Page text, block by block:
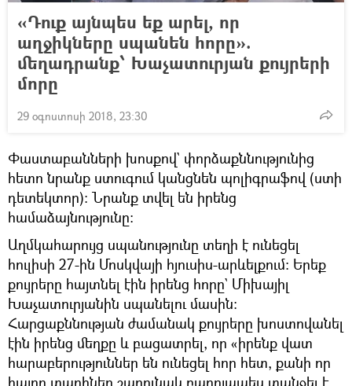
«Դուք այնպես եք արել, որ
աղջիկները սպանեն հորը».
մեղադրանք՝ Խաչատուրյան քույրերի
մորը
29 օգոստոսի 2018, 23:30
Փաստաբանների խոսքով` փորձաքննությունից
հետո նրանք ստուգում կանցնեն պոլիգրաֆով (ստի
դետեկտոր)։ Նրանք տվել են իրենց
համաձայնությունը։
Աղմկահարույց սպանությունը տեղի է ունեցել
հուլիսի 27-ին Մոսկվայի հյուսիս-արևելքում։ Երեք
քույրերը հայտնել էին իրենց հորը` Միխայիլ
Խաչատուրյանին սպանելու մասին։
Հարցաքննության ժամանակ քույրերը խոստովանել
էին իրենց մեղքը և բացատրել, որ «իրենք վատ
հարաբերություններ են ունեցել հոր հետ, քանի որ
հայրը տարիներ շարունակ բարոյապես տանջել է